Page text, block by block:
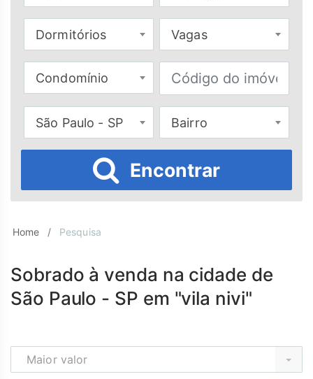
Dormitórios Vagas
Condomínio
São Paulo - SP Bairro
Encontrar
Home Pesquisa
Sobrado à venda na cidade de
São Paulo - SP em "vila nivi"
Maior valor